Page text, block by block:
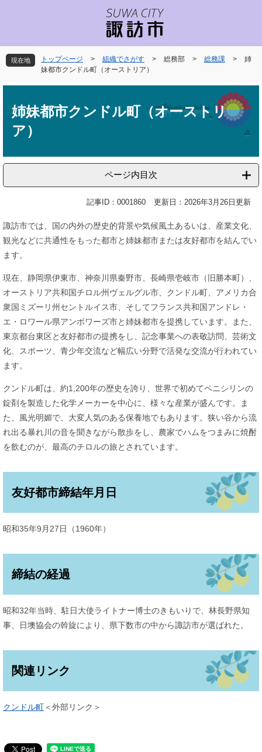
先
頭
を
飛
現在地 トップページ > 組織でさがす > 総務部 > 総務課 >
姉
妹都市クンドル町（オーストリア）
姉妹都市クンドル町（オーストリ
ア）
ページ内目次
記事ID：0001860 更新日：2026年3月26日更新
諏訪市では、国の内外の歴史的背景や気候風土あるいは、産業文化、
観光などに共通性をもった都市と姉妹都市または友好都市を結んでい
ます。
現在、静岡県伊東市、神奈川県秦野市、長崎県壱岐市（旧勝本町）、
オーストリア共和国チロル州ヴェルグル市、クンドル町、アメリカ合
衆国ミズーリ州セントルイス市、そしてフランス共和国アンドレ・
エ・ロワール県アンボワーズ市と姉妹都市を提携しています。また、
東京都台東区と友好都市の提携をし、記念事業への表敬訪問、芸術文
化、スポーツ、青少年交流など幅広い分野で活発な交流が行われてい
ます。
クンドル町は、約1,200年の歴史を誇り、世界で初めてペニシリンの
錠剤を製造した化学メーカーを中心に、様々な産業が盛んです。ま
た、風光明媚で、大変人気のある保養地でもあります。狭い谷から流
れ出る暴れ川の音を聞きながら散歩をし、農家でハムをつまみに焼酎
を飲むのが、最高のチロルの旅とされています。
友好都市締結年月日
昭和35年9月27日（1960年）
締結の経過
昭和32年当時、駐日大使ライトナー博士のきもいりで、林長野県知
事、日墺協会の斡旋により、県下数市の中から諏訪市が選ばれた。
関連リンク
クンドル町＜外部リンク＞